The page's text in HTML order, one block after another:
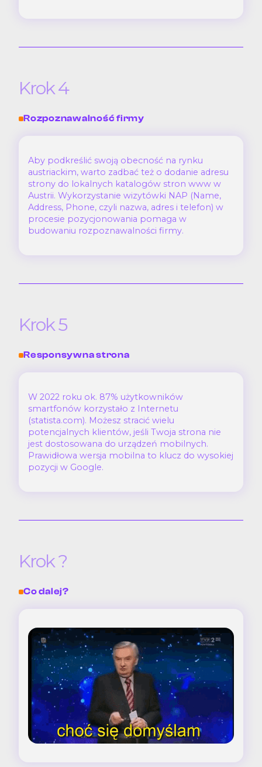
Rozpoznawalność firmy
Krok 4
Aby podkreślić swoją obecność na rynku
austriackim, warto zadbać też o dodanie adresu
strony do lokalnych katalogów stron www w
Austrii. Wykorzystanie wizytówki NAP (Name,
Address, Phone, czyli nazwa, adres i telefon) w
procesie pozycjonowania pomaga w
budowaniu rozpoznawalności firmy.
Responsywna strona
Krok 5
W 2022 roku ok. 87% użytkowników
smartfonów korzystało z Internetu
(statista.com). Możesz stracić wielu
potencjalnych klientów, jeśli Twoja strona nie
jest dostosowana do urządzeń mobilnych.
Prawidłowa wersja mobilna to klucz do wysokiej
pozycji w Google.
Co dalej?
Krok ?